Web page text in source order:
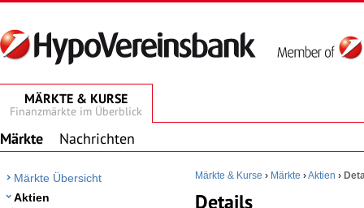
MÄRKTE & KURSE
Finanzmärkte im Überblick
Märkte Nachrichten
Märkte Übersicht
Aktien
Märkte & Kurse › Märkte ›Aktien ›
Details